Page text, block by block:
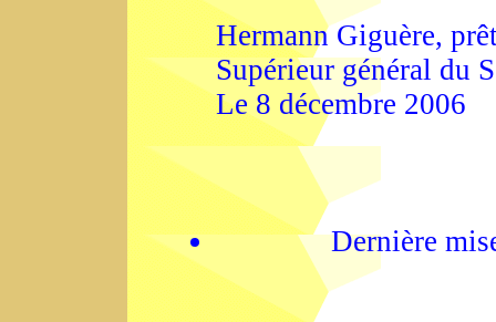
Hermann Giguère,
Supérieur général du
Le 8 décembre 2006
Dernière